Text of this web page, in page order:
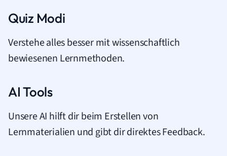
Quiz Modi
Verstehe alles besser mit wissenschaftlich
bewiesenen Lernmethoden.
AI Tools
Unsere AI hilft dir beim Erstellen von
Lernmaterialien und gibt dir direktes Feedback.